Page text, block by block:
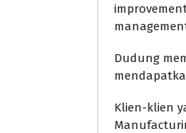
Dudung
Klien-klien